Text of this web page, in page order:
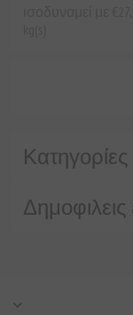
Κατηγορίες
Δημοφιλεις